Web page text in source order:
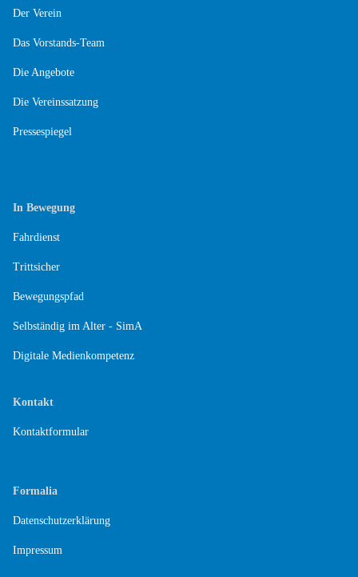
Der Verein
Das Vorstands-Team
Die Angebote
Die Vereinssatzung
Pressespiegel
In Bewegung
Fahrdienst
Trittsicher
Bewegungspfad
Selbständig im Alter - SimA
Digitale Medienkompetenz
Kontakt
Kontaktformular
Formalia
Datenschutzerklärung
Impressum